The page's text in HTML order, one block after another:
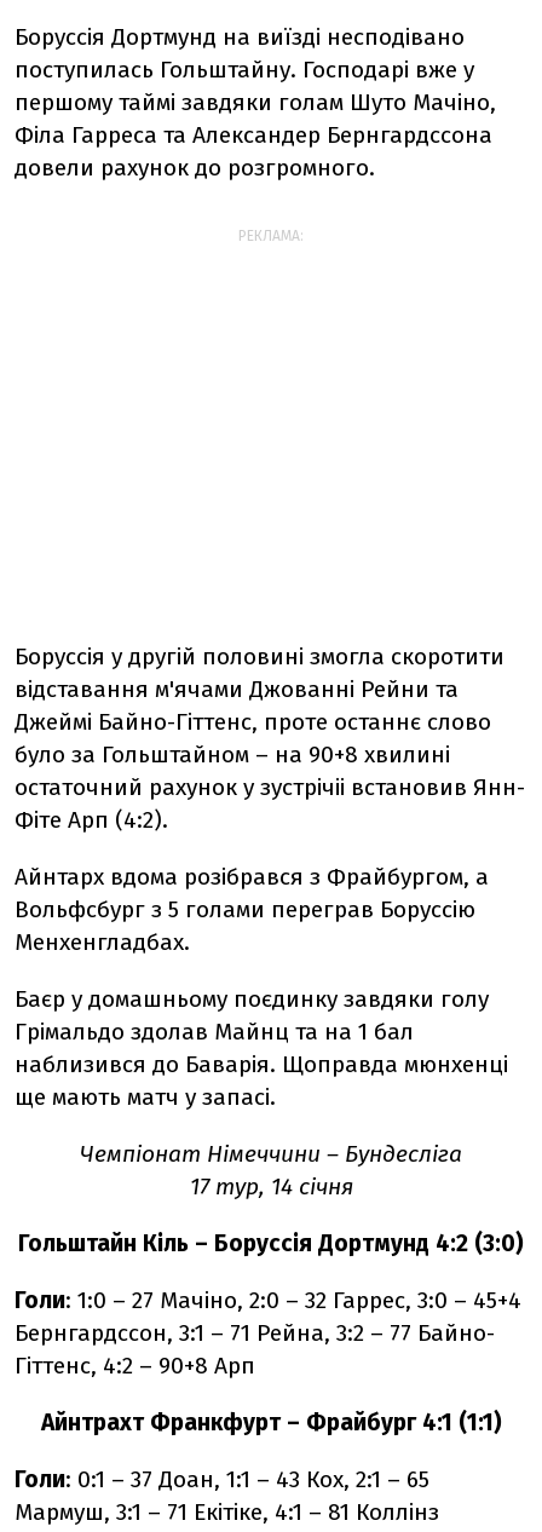
Боруссія Дортмунд на виїзді несподівано
поступилась Гольштайну. Господарі вже у
першому таймі завдяки голам Шуто Мачіно,
Філа Гарреса та Александер Бернгардссона
довели рахунок до розгромного.
РЕКЛАМА:
Боруссія у другій половині змогла скоротити
відставання м'ячами Джованні Рейни та
Джеймі Байно-Гіттенс, проте останнє слово
було за Гольштайном – на 90+8 хвилині
остаточний рахунок у зустрічіі встановив Янн-
Фіте Арп (4:2).
Айнтарх вдома розібрався з Фрайбургом, а
Вольфсбург з 5 голами переграв Боруссію
Менхенгладбах.
Баєр у домашньому поєдинку завдяки голу
Грімальдо здолав Майнц та на 1 бал
наблизився до Баварія. Щоправда мюнхенці
ще мають матч у запасі.
Чемпіонат Німеччини – Бундесліга
17 тур, 14 січня
Гольштайн Кіль – Боруссія Дортмунд 4:2 (3:0)
Голи: 1:0 – 27 Мачіно, 2:0 – 32 Гаррес, 3:0 – 45+4
Бернгардссон, 3:1 – 71 Рейна, 3:2 – 77 Байно-
Гіттенс, 4:2 – 90+8 Арп
Айнтрахт Франкфурт – Фрайбург 4:1 (1:1)
Голи: 0:1 – 37 Доан, 1:1 – 43 Кох, 2:1 – 65
Мармуш, 3:1 – 71 Екітіке, 4:1 – 81 Коллінз